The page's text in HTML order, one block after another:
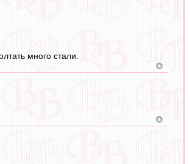
много стали.